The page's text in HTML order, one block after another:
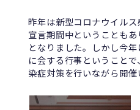
昨年は新型コロナウイル
宣言期間中ということも
となりました。しかし今
に会する行事ということ
染症対策を行いながら開催